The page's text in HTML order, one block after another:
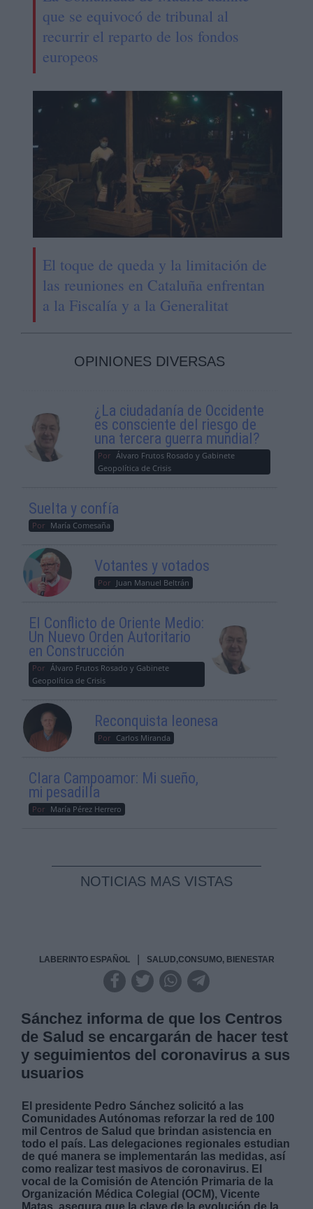
que se equivocó de tribunal al
recurrir el reparto de los fondos
europeos
El toque de queda y la limitación de
las reuniones en Cataluña enfrentan
a la Fiscalía y a la Generalitat
OPINIONES DIVERSAS
¿La ciudadanía de Occidente
es consciente del riesgo de
una tercera guerra mundial?
Por Álvaro Frutos Rosado y Gabinete
Geopolítica de Crisis
Suelta y confía
Por María Comesaña
Votantes y votados
Por Juan Manuel Beltrán
El Conflicto de Oriente Medio:
Un Nuevo Orden Autoritario
en Construcción
Por Álvaro Frutos Rosado y Gabinete
Geopolítica de Crisis
Reconquista leonesa
Por Carlos Miranda
Clara Campoamor: Mi sueño,
mi pesadilla
Por María Pérez Herrero
NOTICIAS MAS VISTAS
LABERINTO ESPAÑOL SALUD,CONSUMO, BIENESTAR
Sánchez informa de que los Centros
de Salud se encargarán de hacer test
y seguimientos del coronavirus a sus
usuarios
El presidente Pedro Sánchez solicitó a las
Comunidades Autónomas reforzar la red de 100
mil Centros de Salud que brindan asistencia en
todo el país. Las delegaciones regionales estudian
de qué manera se implementarán las medidas, así
como realizar test masivos de coronavirus. El
vocal de la Comisión de Atención Primaria de la
Organización Médica Colegial (OCM), Vicente
Matas, asegura que la clave de la evolución de la